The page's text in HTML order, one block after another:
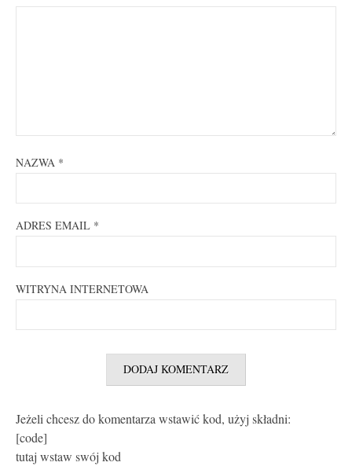
NAZWA *
ADRES EMAIL *
WITRYNA INTERNETOWA
Jeżeli chcesz do komentarza wstawić kod, użyj składni:
[code]
tutaj wstaw swój kod